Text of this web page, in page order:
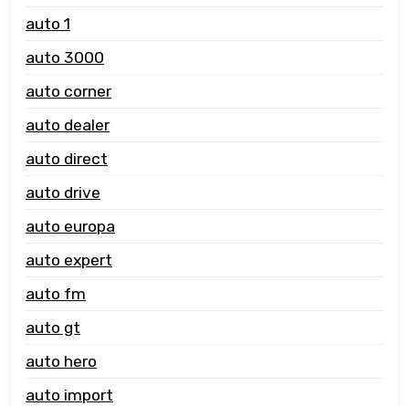
auto 1
auto 3000
auto corner
auto dealer
auto direct
auto drive
auto europa
auto expert
auto fm
auto gt
auto hero
auto import